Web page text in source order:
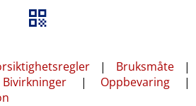
| Bruksmåte |
Bivirkninger | Oppbevaring |